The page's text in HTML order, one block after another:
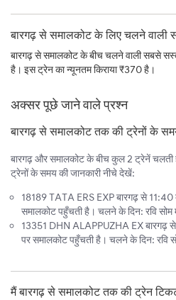
बारगढ़ से समालकोट के लिए चलने वाली
बारगढ़ से समालकोट के बीच चलने वाली सबसे
है। इस ट्रेन का न्यूनतम किराया ₹370 है।
अक्सर पूछे जाने वाले प्रश्न
बारगढ़ से समालकोट तक की ट्रेनों के
बारगढ़ और समालकोट के बीच कुल 2 ट्रेनें
ट्रेनों के समय की जानकारी नीचे देखें:
18189 TATA ERS EXP बारगढ़ से
समालकोट पहुँचती है। चलने के दिन: रवि
13351 DHN ALAPPUZHA EX बारगढ़
पर समालकोट पहुँचती है। चलने के दिन: रवि
मैं बारगढ़ से समालकोट तक की ट्रेन